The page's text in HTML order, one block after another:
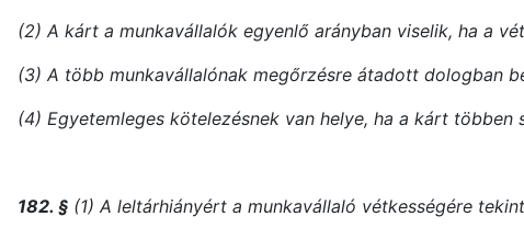
(2) A kárt a munkavállalók egyenlő arányban viselik, ha a
(3) A több munkavállalónak megőrzésre átadott dologban
(4) Egyetemleges kötelezésnek van helye, ha a kárt többen
182. § (1) A leltárhiányért a munkavállaló vétkességére